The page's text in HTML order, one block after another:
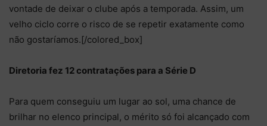
vontade de deixar o clube após a temporada. Assim, um
velho ciclo corre o risco de se repetir exatamente como
não gostaríamos.[/colored_box]
Diretoria fez 12 contratações para a Série D
Para quem conseguiu um lugar ao sol, uma chance de
brilhar no elenco principal, o mérito só foi alcançado com